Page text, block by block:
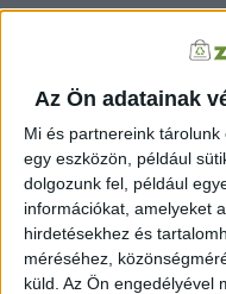
Az Ön adatainak
Mi és partnereink
egy eszközön, például
dolgozunk fel, például
információkat, amelyeket
hirdetésekhez és
méréséhez,
küld. Az Ön engedélyével
alternatív
elektromos autó
elektromos
erdő
napelem
földgáz fűtés
klímavédelem
közlekedés